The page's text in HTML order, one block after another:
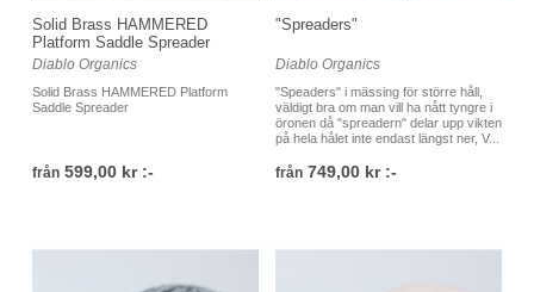
Solid Brass HAMMERED
Platform Saddle Spreader
Diablo Organics
Solid Brass HAMMERED Platform
Saddle Spreader
från 599,00 kr :-
"Spreaders"
Diablo Organics
"Speaders" i mässing för större håll,
väldigt bra om man vill ha nått tyngre i
öronen då "spreadern" delar upp vikten
på hela hålet inte endast längst ner, V...
från 749,00 kr :-